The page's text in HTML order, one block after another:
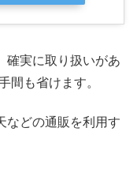
確実に取り扱いがあ
間も省けます。
などの通販を利用す